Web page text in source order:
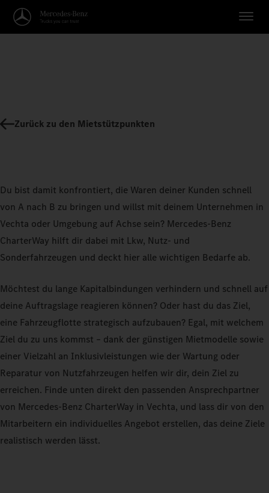
Zurück zu den Mietstützpunkten
Du bist damit konfrontiert, die Waren deiner Kunden schnell
von A nach B zu bringen und willst mit deinem Unternehmen in
Vechta oder Umgebung auf Achse sein? Mercedes-Benz
CharterWay hilft dir dabei mit Lkw, Nutz- und
Sonderfahrzeugen und deckt hier alle wichtigen Bedarfe ab.
Möchtest du lange Kapitalbindungen verhindern und schnell auf
deine Auftragslage reagieren können? Oder hast du das Ziel,
eine Fahrzeugflotte strategisch aufzubauen? Egal, mit welchem
Ziel du zu uns kommst – dank der günstigen Mietmodelle sowie
einer Vielzahl an Inklusivleistungen wie der Wartung oder
Reparatur von Nutzfahrzeugen helfen wir dir, dein Ziel zu
erreichen. Finde unten direkt den passenden Ansprechpartner
von Mercedes-Benz CharterWay in Vechta, und lass dir von den
Mitarbeitern ein individuelles Angebot erstellen, das deine Ziele
realistisch werden lässt.